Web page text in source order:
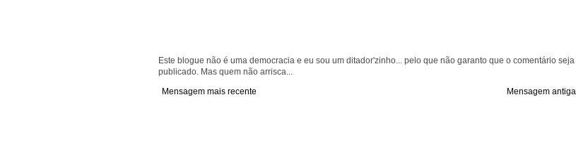
Este blogue não é uma democracia e eu sou um ditador'zinho... pelo que não garanto que o comentário seja
publicado. Mas quem não arrisca...
Mensagem mais recente
Mensagem antiga